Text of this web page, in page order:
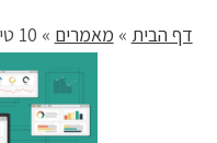
דף הבית » מאמרים » 10 טיפים לקידום אורגני מהיר